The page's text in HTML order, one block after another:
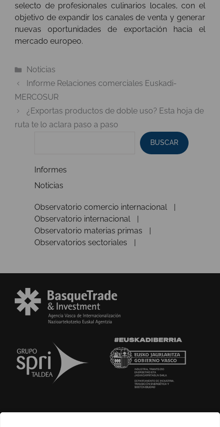
selecto de profesionales culinarios locales, con el
objetivo de expandir los canales de venta y generar
nuevas oportunidades de exportación hacia el
mercado europeo.
Categorías
Noticias
Informe Relaciones comerciales Euskadi-
MERCOSUR
¿Exportas productos de doble uso? Esta hoja de
ruta te lo aclara paso a paso
BUSCAR
Informes
Noticias
Observatorio comercio internacional
Observatorio internacional
Observatorio materias primas
Observatorios sectoriales